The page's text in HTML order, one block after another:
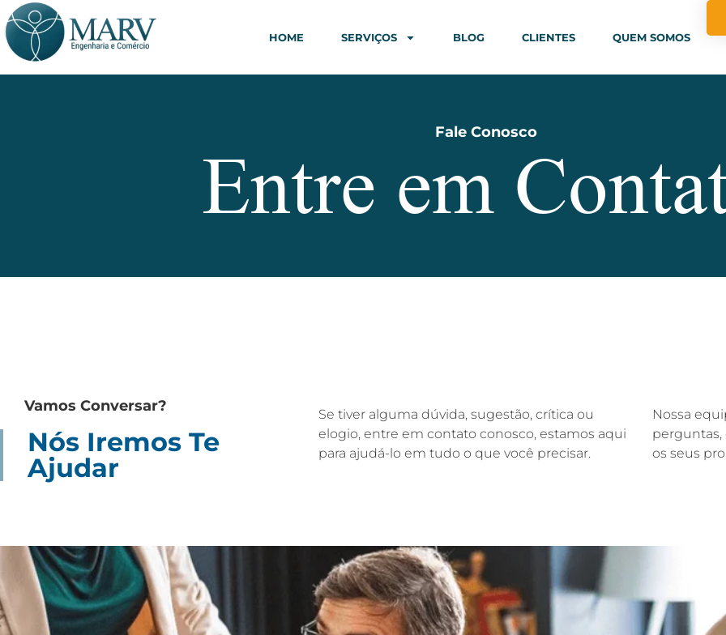
HOME SERVIÇOS BLOG CLIENTES QUEM SOMOS
Fale Conosco
Entre em
Vamos Conversar?
Nós Iremos Te
Ajudar
Se tiver alguma dúvida, sugestão, crítica ou
elogio, entre em contato conosco, estamos aqui
para ajudá-lo em tudo o que você precisar.
Nossa
perguntas,
os seus